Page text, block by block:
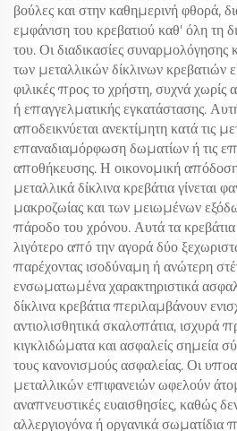
βούλες και στην καθημερινή φθορά,
εμφάνιση του κρεβατιού καθ' όλη τη
του. Οι διαδικασίες
των μεταλλικών δίκλινων κρεβατιών
φιλικές προς το χρήστη, συχνά χωρίς
ή επαγγελματικής εγκατάστασης.
αποδεικνύεται ανεκτίμητη κατά τις
επαναδιαμόρφωση δωματίων ή τις
αποθήκευσης. Η οικονομική
μεταλλικά δίκλινα κρεβάτια γίνεται
μακροζωίας και των μειωμένων
πάροδο του χρόνου. Αυτά τα
λιγότερο από την αγορά δύο
παρέχοντας ισοδύναμη ή ανώτερη
ενσωματωμένα χαρακτηριστικά
δίκλινα κρεβάτια περιλαμβάνουν
αντιολισθητικά σκαλοπάτια, ισχυρά
κιγκλιδώματα και ασφαλείς σημεία
τους κανονισμούς ασφαλείας. Οι
μεταλλικών επιφανειών ωφελούν
αναπνευστικές ευαισθησίες, καθώς
αλλεργιογόνα ή οργανικά σωματίδια